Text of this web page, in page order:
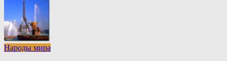
Народы мира